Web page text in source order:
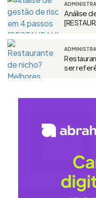
Análise
ser